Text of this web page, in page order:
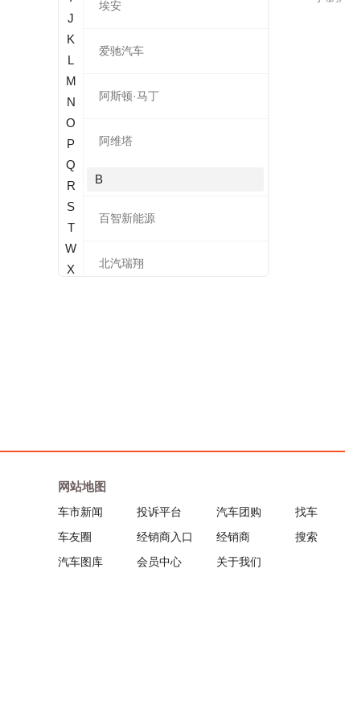
J
K
L
M
N
O
P
Q
R
S
T
W
X
埃安
爱驰汽车
阿斯顿·马丁
阿维塔
B
百智新能源
北汽瑞翔
奔驰
网站地图
车市新闻 投诉平台 汽车团购
找车
车友圈
经销商入口 经销商
搜索
汽车图库
会员中心 关于我们